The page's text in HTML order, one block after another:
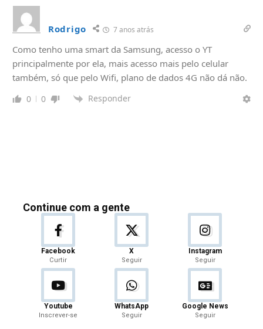
Rodrigo 7 anos atrás
Como tenho uma smart da Samsung, acesso o YT
principalmente por ela, mais acesso mais pelo celular
também, só que pelo Wifi, plano de dados 4G não dá não.
0 0 Responder
Continue com a gente
Facebook
Curtir
X
Seguir
Instagram
Seguir
Youtube
Inscrever-se
WhatsApp
Seguir
Google News
Seguir